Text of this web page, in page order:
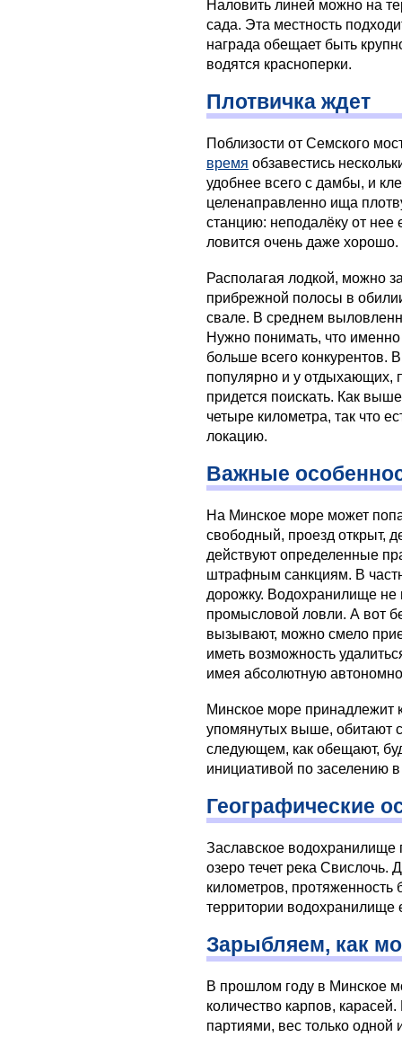
Наловить линей можно на
сада. Эта местность
награда обещает быть
водятся красноперки.
Плотвичка ждет
Поблизости от Семского
время обзавестись
удобнее всего с дамбы, и
целенаправленно ища
станцию: неподалёку от нее
ловится очень даже хорошо.
Располагая лодкой, можно
прибрежной полосы в
свале. В среднем
Нужно понимать, что
больше всего конкурентов.
популярно и у отдыхающих,
придется поискать. Как
четыре километра, так что
локацию.
Важные
На Минское море может
свободный, проезд открыт,
действуют определенные
штрафным санкциям. В
дорожку. Водохранилище не
промысловой ловли. А вот
вызывают, можно смело
иметь возможность
имея абсолютную
Минское море принадлежит
упомянутых выше, обитают
следующем, как обещают,
инициативой по заселению
Географические
Заславское водохранилище
озеро течет река Свислочь.
километров, протяженность
территории водохранилище
Зарыбляем, как
В прошлом году в Минское
количество карпов,
партиями, вес только одной